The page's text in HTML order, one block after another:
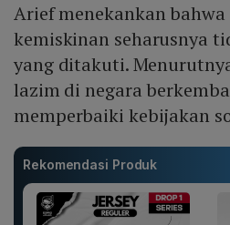
Arief menekankan
kemiskinan seharusnya
yang ditakuti.
lazim di negara
memperbaiki kebijakan
Rekomendasi Produk